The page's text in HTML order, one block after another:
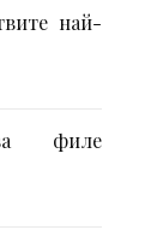
най-
филе